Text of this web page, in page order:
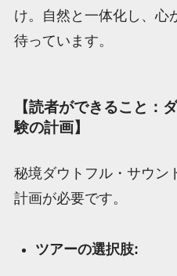
け。自然と一体化し、心
待っています。
【読者ができること：
験の計画】
秘境ダウトフル・サウン
計画が必要です。
ツアーの選択肢: